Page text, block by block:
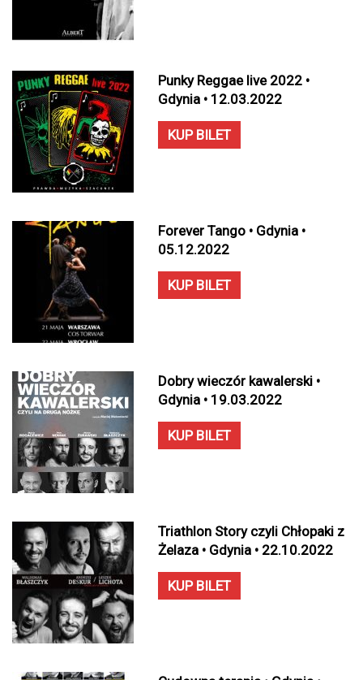
Punky Reggae live 2022 •
Gdynia • 12.03.2022
KUP BILET
Forever Tango • Gdynia •
05.12.2022
KUP BILET
Dobry wieczór kawalerski •
Gdynia • 19.03.2022
KUP BILET
Triathlon Story czyli Chłopaki z
Żelaza • Gdynia • 22.10.2022
KUP BILET